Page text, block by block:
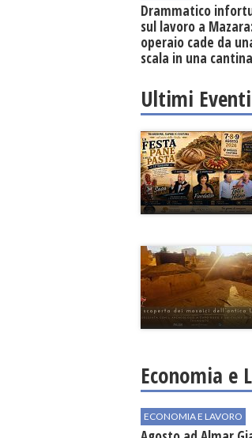
Drammatico
sul lavoro a
operaio cade da
scala in una cantina
Ultimi Eventi
Economia e
ECONOMIA E LAVORO